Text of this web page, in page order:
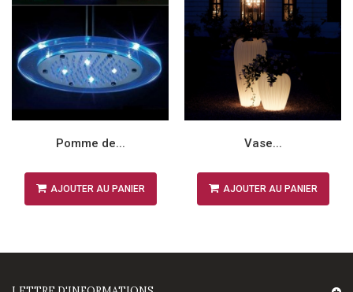
Pomme de...
AJOUTER AU PANIER
Vase...
AJOUTER AU PANIER